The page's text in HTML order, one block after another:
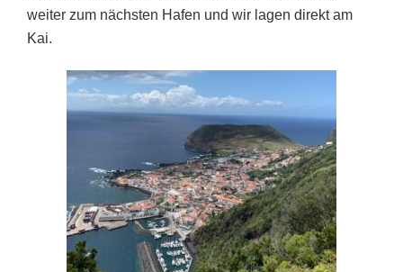
weiter zum nächsten Hafen und wir lagen direkt am
Kai.